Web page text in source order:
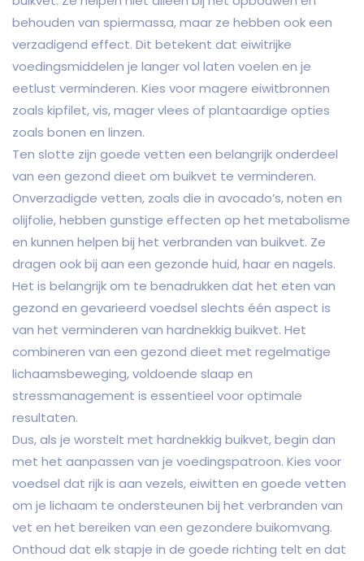
behouden van spiermassa, maar ze hebben ook een
verzadigend effect. Dit betekent dat eiwitrijke
voedingsmiddelen je langer vol laten voelen en je
eetlust verminderen. Kies voor magere eiwitbronnen
zoals kipfilet, vis, mager vlees of plantaardige opties
zoals bonen en linzen.
Ten slotte zijn goede vetten een belangrijk onderdeel
van een gezond dieet om buikvet te verminderen.
Onverzadigde vetten, zoals die in avocado’s, noten en
olijfolie, hebben gunstige effecten op het metabolisme
en kunnen helpen bij het verbranden van buikvet. Ze
dragen ook bij aan een gezonde huid, haar en nagels.
Het is belangrijk om te benadrukken dat het eten van
gezond en gevarieerd voedsel slechts één aspect is
van het verminderen van hardnekkig buikvet. Het
combineren van een gezond dieet met regelmatige
lichaamsbeweging, voldoende slaap en
stressmanagement is essentieel voor optimale
resultaten.
Dus, als je worstelt met hardnekkig buikvet, begin dan
met het aanpassen van je voedingspatroon. Kies voor
voedsel dat rijk is aan vezels, eiwitten en goede vetten
om je lichaam te ondersteunen bij het verbranden van
vet en het bereiken van een gezondere buikomvang.
Onthoud dat elk stapje in de goede richting telt en dat